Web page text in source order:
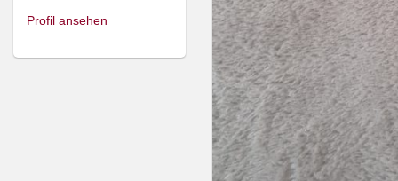
Profil ansehen